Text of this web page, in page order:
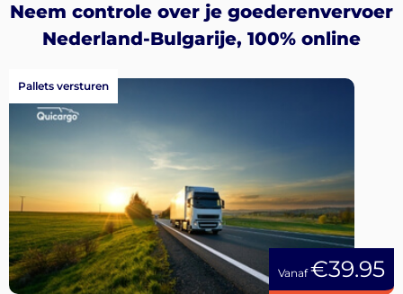
Aanmelden
Neem controle over je goederenvervoer
Nederland-Bulgarije, 100% online
Vanaf€39.95
Pallets versturen